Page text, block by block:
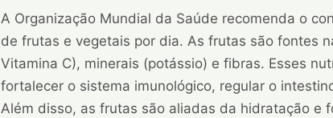
A Organização Mundial da Saúde recomenda o
de frutas e vegetais por dia. As frutas são fontes
Vitamina C), minerais (potássio) e fibras. Esses
fortalecer o sistema imunológico, regular o
Além disso, as frutas são aliadas da hidratação e